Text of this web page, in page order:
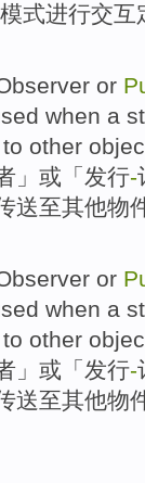
式进行交互
or
when a
to other
」 或 「发行-
送至其他物
or
when a
to other
」 或 「发行-
送至其他物